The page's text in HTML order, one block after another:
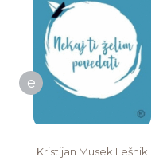
e
Kristijan Musek Lešnik